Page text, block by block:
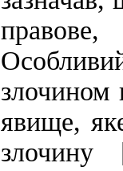
злочином
явище,